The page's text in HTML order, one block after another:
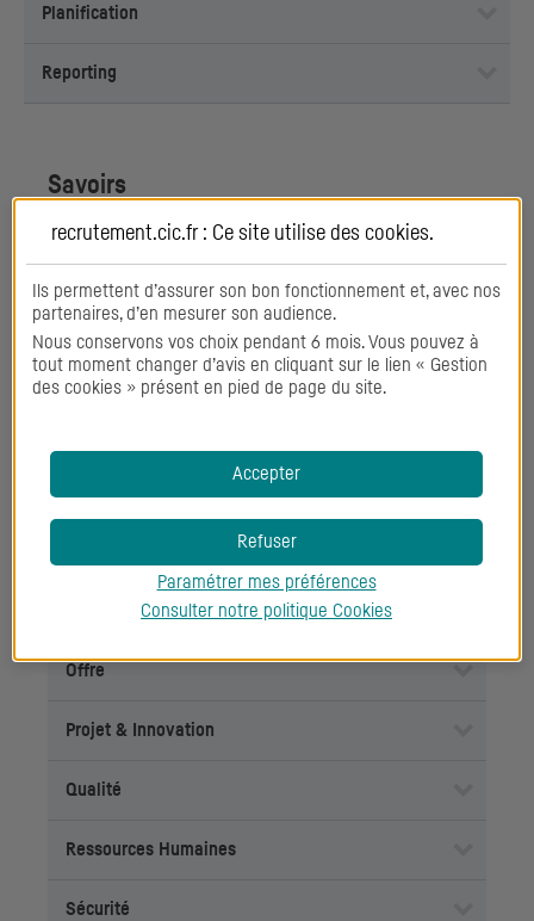
Planification
Reporting
Savoirs
Droit
Durabilité
Marketing & Communication
Middle & Back Office
Offre
Projet & Innovation
Qualité
Ressources Humaines
Sécurité
recrutement.cic.fr : Ce site utilise des cookies.
Ils permettent d’assurer son bon fonctionnement et, avec nos
partenaires, d’en mesurer son audience.
Nous conservons vos choix pendant 6 mois. Vous pouvez à
tout moment changer d’avis en cliquant sur le lien « Gestion
des cookies » présent en pied de page du site.
Accepter
Refuser
Paramétrer mes préférences
Consulter notre politique Cookies